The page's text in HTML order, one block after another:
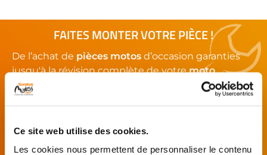
Ce site web utilise des cookies.
Les cookies nous permettent de personnaliser le contenu
FAITES MONTER VOTRE PIÈCE !
De l’achat de pièces motos d’occasion garanties
jusqu'à la révision complète de votremoto,
retrouvez notre réseau de réparateurs et de
garages partenaires.
Je choisis mon réparateur et me
présente au garage.